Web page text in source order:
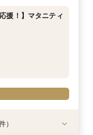
援！】マタニティ
）